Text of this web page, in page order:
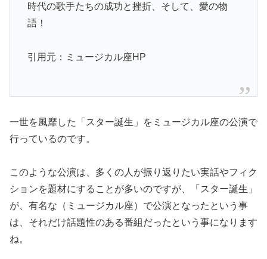
時代の歌手たちの成功と挫折、そして、 愛の物
語！
引用元：ミュージカル座HP
一世を風靡した「スター誕生」をミュージカル座の公演で
行っているのです。
このような公演は、多くの人が振り返りたい実話やフィク
ションを題材にすることが多いのですが、「スター誕生」
が、有名な（ミュージカル座）で公演となったという事
は、それだけ話題性のある番組だったという事になります
ね。